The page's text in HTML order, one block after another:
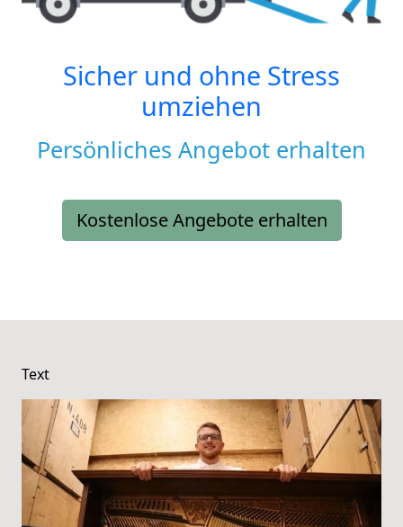
Sicher und ohne Stress
umziehen
Persönliches Angebot erhalten
Kostenlose Angebote erhalten
Text